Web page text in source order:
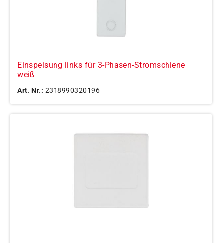
Einspeisung links für 3-Phasen-Stromschiene
weiß
Art. Nr.: 2318990320196